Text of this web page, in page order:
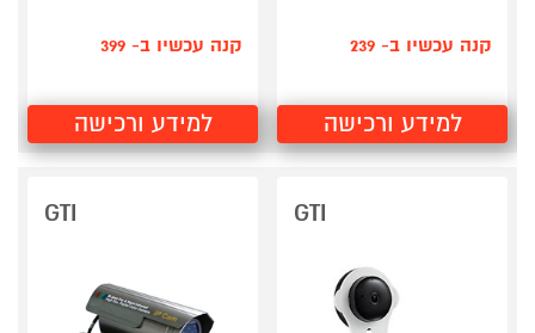
קנה עכשיו ב- 239
למידע ורכישה
קנה עכשיו ב- 399
למידע ורכישה
GTI
GTI